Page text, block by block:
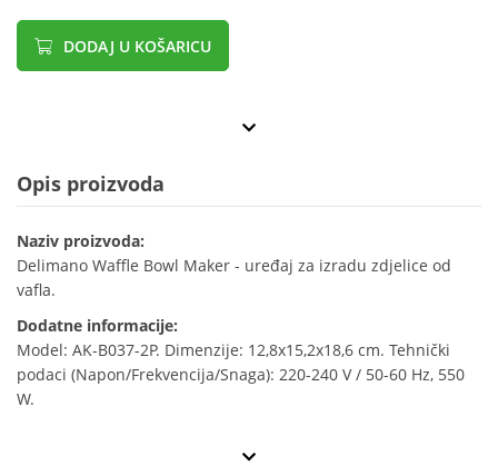
DODAJ U KOŠARICU
Opis proizvoda
Naziv proizvoda:
Delimano Waffle Bowl Maker - uređaj za izradu zdjelice od
vafla.
Dodatne informacije:
Model: AK-B037-2P. Dimenzije: 12,8x15,2x18,6 cm. Tehnički
podaci (Napon/Frekvencija/Snaga): 220-240 V / 50-60 Hz, 550
W.